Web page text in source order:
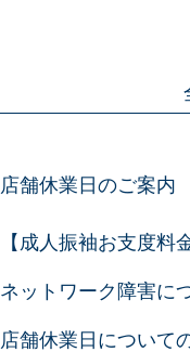
店舗休業日のご案内
【成人振袖お支度料
ネットワーク障害に
店舗休業日について